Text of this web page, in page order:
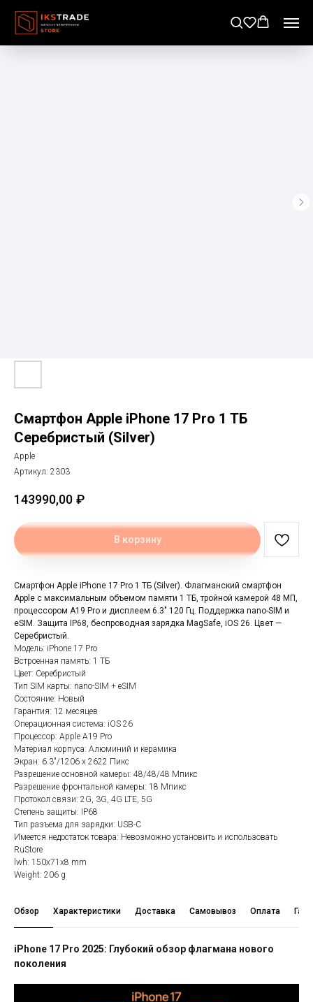
Смартфон Apple iPhone 17 Pro 1 ТБ
Серебристый (Silver)
Apple
Артикул: 2303
143990,00 ₽
В корзину
Смартфон Apple iPhone 17 Pro 1 ТБ (Silver). Флагманский смартфон
Apple с максимальным объемом памяти 1 ТБ, тройной камерой 48 МП,
процессором A19 Pro и дисплеем 6.3" 120 Гц. Поддержка nano-SIM и
eSIM. Защита IP68, беспроводная зарядка MagSafe, iOS 26. Цвет —
Серебристый.
Модель: iPhone 17 Pro
Встроенная память: 1 ТБ
Цвет: Серебристый
Тип SIM карты: nano-SIM + eSIM
Состояние: Новый
Гарантия: 12 месяцев
Операционная система: iOS 26
Процессор: Apple A19 Pro
Материал корпуса: Алюминий и керамика
Экран: 6.3"/1206 x 2622 Пикс
Разрешение основной камеры: 48/48/48 Мпикс
Разрешение фронтальной камеры: 18 Мпикс
Протокол связи: 2G, 3G, 4G LTE, 5G
Степень защиты: IP68
Тип разъема для зарядки: USB-C
Имеется недостаток товара: Невозможно установить и использовать
RuStore
lwh: 150x71x8 mm
Weight: 206 g
Обзор Характеристики Доставка Самовывоз Оплата
iPhone 17 Pro 2025: Глубокий обзор флагмана нового
поколения